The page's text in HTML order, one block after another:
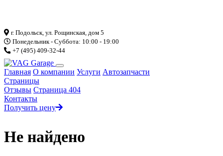
г. Подольск, ул. Рощинская, дом 5
Понедельник - Суббота: 10:00 - 19:00
+7 (495) 409-32-44
Главная О компании Услуги Автозапчасти
Страницы
Отзывы Страница 404
Контакты
Получить цену
Не найдено